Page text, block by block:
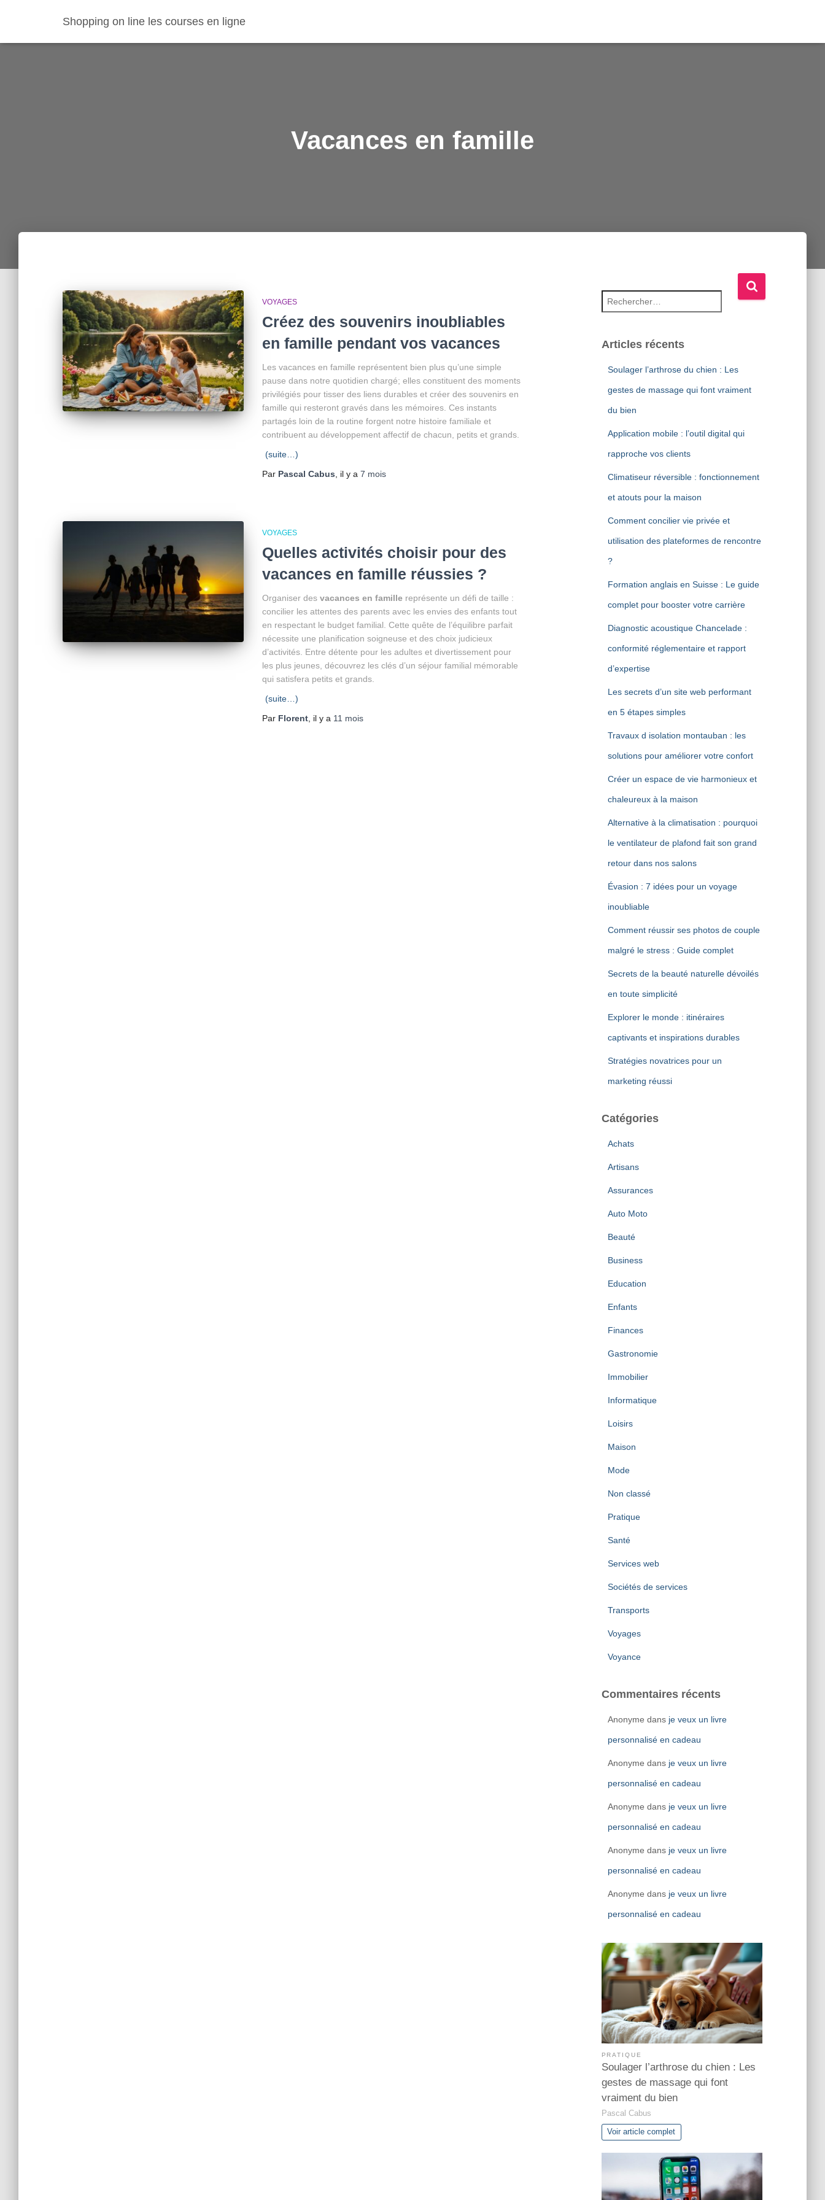
Shopping on line les courses en ligne
Vacances en famille
VOYAGES
Créez des souvenirs inoubliables
en famille pendant vos vacances
Les vacances en famille représentent bien plus qu’une simple
pause dans notre quotidien chargé; elles constituent des moments
privilégiés pour tisser des liens durables et créer des souvenirs en
famille qui resteront gravés dans les mémoires. Ces instants
partagés loin de la routine forgent notre histoire familiale et
contribuent au développement affectif de chacun, petits et grands.
(suite…)
Par Pascal Cabus , il y a 7 mois
VOYAGES
Quelles activités choisir pour des
vacances en famille réussies ?
Organiser des vacances en famille représente un défi de taille :
concilier les attentes des parents avec les envies des enfants tout
en respectant le budget familial. Cette quête de l’équilibre parfait
nécessite une planification soigneuse et des choix judicieux
d’activités. Entre détente pour les adultes et divertissement pour
les plus jeunes, découvrez les clés d’un séjour familial mémorable
qui satisfera petits et grands.
(suite…)
Par Florent , il y a 11 mois
Articles récents
Soulager l’arthrose du chien : Les
gestes de massage qui font vraiment
du bien
Application mobile : l’outil digital qui
rapproche vos clients
Climatiseur réversible : fonctionnement
et atouts pour la maison
Comment concilier vie privée et
utilisation des plateformes de rencontre
?
Formation anglais en Suisse : Le guide
complet pour booster votre carrière
Diagnostic acoustique Chancelade :
conformité réglementaire et rapport
d’expertise
Les secrets d’un site web performant
en 5 étapes simples
Travaux d isolation montauban : les
solutions pour améliorer votre confort
Créer un espace de vie harmonieux et
chaleureux à la maison
Alternative à la climatisation : pourquoi
le ventilateur de plafond fait son grand
retour dans nos salons
Évasion : 7 idées pour un voyage
inoubliable
Comment réussir ses photos de couple
malgré le stress : Guide complet
Secrets de la beauté naturelle dévoilés
en toute simplicité
Explorer le monde : itinéraires
captivants et inspirations durables
Stratégies novatrices pour un
marketing réussi
Catégories
Achats
Artisans
Assurances
Auto Moto
Beauté
Business
Education
Enfants
Finances
Gastronomie
Immobilier
Informatique
Loisirs
Maison
Mode
Non classé
Pratique
Santé
Services web
Sociétés de services
Transports
Voyages
Voyance
Commentaires récents
Anonyme dans je veux un livre
personnalisé en cadeau
Anonyme dans je veux un livre
personnalisé en cadeau
Anonyme dans je veux un livre
personnalisé en cadeau
Anonyme dans je veux un livre
personnalisé en cadeau
Anonyme dans je veux un livre
personnalisé en cadeau
PRATIQUE
Soulager l’arthrose du chien : Les
gestes de massage qui font
vraiment du bien
Pascal Cabus
Voir article complet